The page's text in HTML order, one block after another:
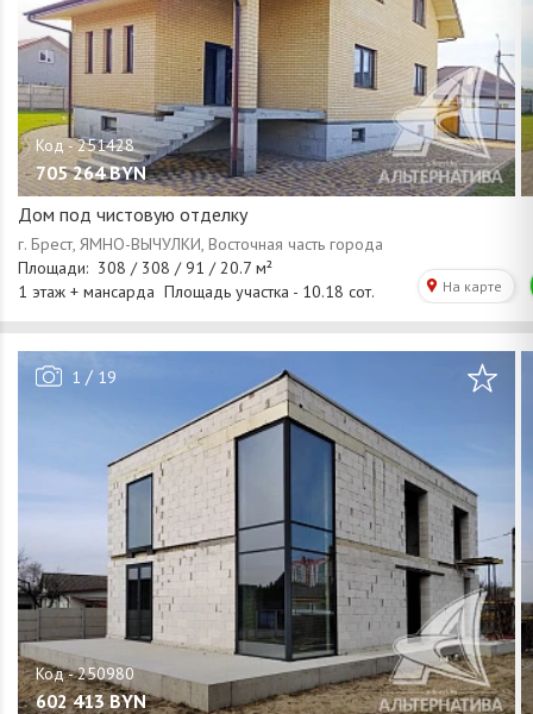
705 264 BYN
Дом под чистовую отделку
1 / 19
602 413 BYN